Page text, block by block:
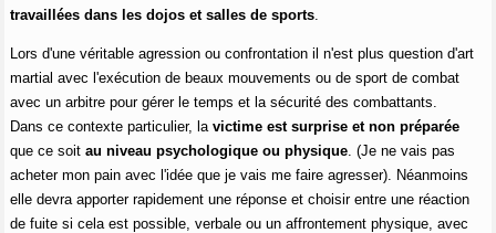
travaillées dans les dojos et salles de sports
Lors d'une véritable agression ou confrontation il n'est plus question d'art
martial avec l'exécution de beaux mouvements ou de sport de combat
avec un arbitre pour gérer le temps et la sécurité des combattants.
Dans ce contexte particulier, lavictime est surprise et non préparée
que ce soitau niveau psychologique ou physique . (Je ne vais pas
acheter mon pain avec l'idée que je vais me faire agresser). Néanmoins
elle devra apporter rapidement une réponse et choisir entre une réaction
de fuite si cela est possible, verbale ou un affrontement physique, avec